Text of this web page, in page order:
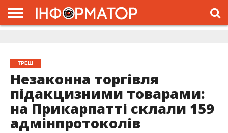
ТРЕШ
Незаконна торгівля
підакцизними товарами:
на Прикарпатті склали 159
адмінпротоколів